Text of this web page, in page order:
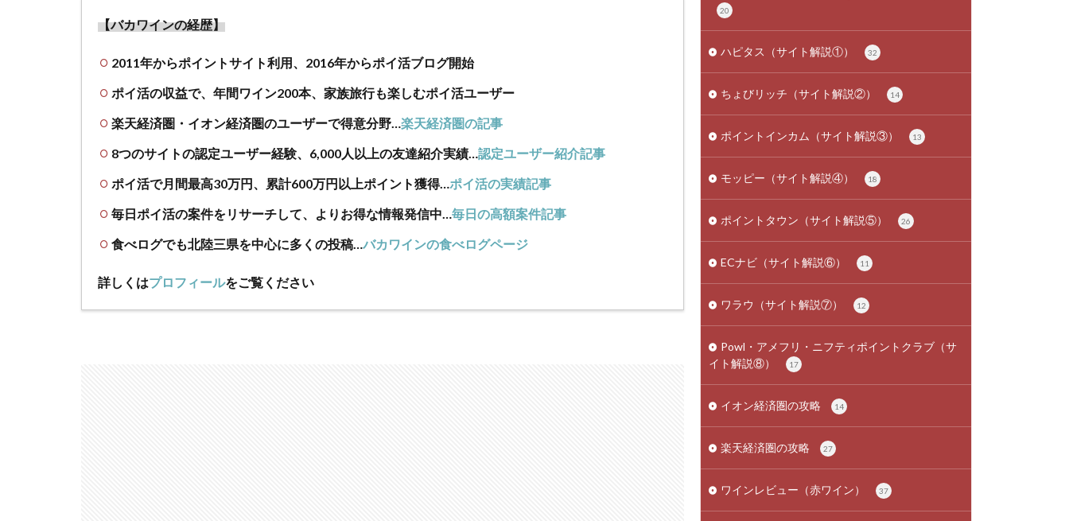
【バカワインの経歴】
2011年からポイントサイト利用、2016年からポイ活ブログ開始
ポイ活の収益で、年間ワイン200本、家族旅行も楽しむポイ活ユーザー
楽天経済圏・イオン経済圏のユーザーで得意分野…楽天経済圏の記事
8つのサイトの認定ユーザー経験、6,000人以上の友達紹介実績…認定ユーザー紹介記事
ポイ活で月間最高30万円、累計600万円以上ポイント獲得…ポイ活の実績記事
毎日ポイ活の案件をリサーチして、よりお得な情報発信中…毎日の高額案件記事
食べログでも北陸三県を中心に多くの投稿…バカワインの食べログページ
詳しくはプロフィールをご覧ください
20
ハピタス（サイト解説①） 32
ちょびリッチ（サイト解説②） 14
ポイントインカム（サイト解説③） 13
モッピー（サイト解説④） 18
ポイントタウン（サイト解説⑤） 26
ECナビ（サイト解説⑥） 11
ワラウ（サイト解説⑦） 12
Powl・アメフリ・ニフティポイントクラブ（サ
イト解説⑧）
17
イオン経済圏の攻略 14
楽天経済圏の攻略 27
ワインレビュー（赤ワイン） 37